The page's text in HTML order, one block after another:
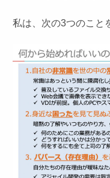
私は、次の3つのこと